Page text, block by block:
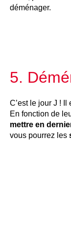
déménager.
5.
C’est le jour J ! Il
En fonction de
mettre en
vous pourrez les